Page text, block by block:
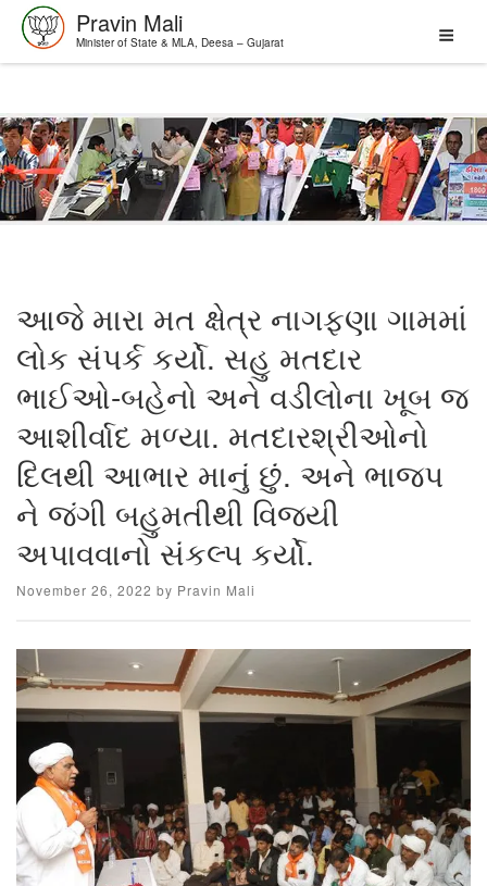
Skip
to
content
Pravin Mali
Minister of State & MLA, Deesa – Gujarat
આજે મારા મત ક્ષેત્ર નાગફણા ગામમાં
લોક સંપર્ક કર્યો. સહુ મતદાર
ભાઈઓ-બહેનો અને વડીલોના ખૂબ જ
આશીર્વાદ મળ્યા. મતદારશ્રીઓનો
દિલથી આભાર માનું છું. અને ભાજપ
ને જંગી બહુમતીથી વિજયી
અપાવવાનો સંકલ્પ કર્યો.
Posted
November 26, 2022 by Pravin Mali